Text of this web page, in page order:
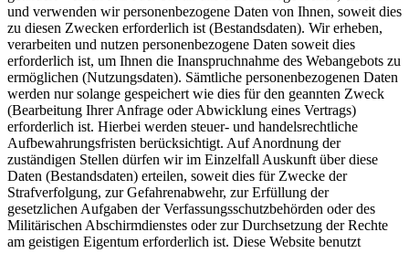
und verwenden wir personenbezogene Daten von Ihnen, soweit dies
zu diesen Zwecken erforderlich ist (Bestandsdaten). Wir erheben,
verarbeiten und nutzen personenbezogene Daten soweit dies
erforderlich ist, um Ihnen die Inanspruchnahme des Webangebots zu
ermöglichen (Nutzungsdaten). Sämtliche personenbezogenen Daten
werden nur solange gespeichert wie dies für den geannten Zweck
(Bearbeitung Ihrer Anfrage oder Abwicklung eines Vertrags)
erforderlich ist. Hierbei werden steuer- und handelsrechtliche
Aufbewahrungsfristen berücksichtigt. Auf Anordnung der
zuständigen Stellen dürfen wir im Einzelfall Auskunft über diese
Daten (Bestandsdaten) erteilen, soweit dies für Zwecke der
Strafverfolgung, zur Gefahrenabwehr, zur Erfüllung der
gesetzlichen Aufgaben der Verfassungsschutzbehörden oder des
Militärischen Abschirmdienstes oder zur Durchsetzung der Rechte
am geistigen Eigentum erforderlich ist. Diese Website benutzt